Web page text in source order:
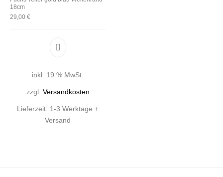
18cm
29,00 €
inkl. 19 % MwSt.
zzgl. Versandkosten
Lieferzeit: 1-3 Werktage +
Versand